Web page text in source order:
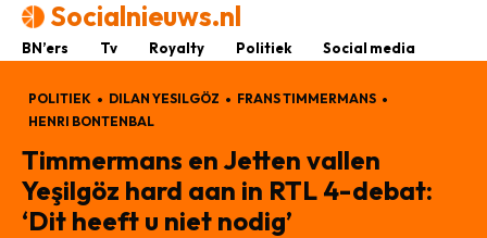
Socialnieuws.nl
BN’ers Tv Royalty Politiek Social media
POLITIEK DILAN YESILGÖZ
FRANS TIMMERMANS
HENRI BONTENBAL
Timmermans en Jetten vallen
Yeşilgöz hard aan in RTL 4-debat:
‘Dit heeft u niet nodig’